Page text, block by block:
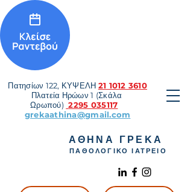
ΑΘΗΝΑ ΓΡΕΚΑ
ΠΑΘΟΛΟΓΙΚΟ ΙΑΤΡΕΙΟ
Πατησίων 122, ΚΥΨΕΛΗ 21 1012 3610
Πλατεία Ηρώων 1 (Σκάλα
Ωρωπού) 2295 035117
grekaathina@gmail.com